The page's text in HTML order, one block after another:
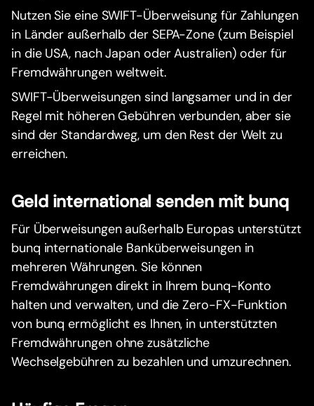
Nutzen Sie eine SWIFT-Überweisung für Zahlungen
in Länder außerhalb der SEPA-Zone (zum Beispiel
in die USA, nach Japan oder Australien) oder für
Fremdwährungen weltweit.
SWIFT-Überweisungen sind langsamer und in der
Regel mit höheren Gebühren verbunden, aber sie
sind der Standardweg, um den Rest der Welt zu
erreichen.
Geld international senden mit bunq
Für Überweisungen außerhalb Europas unterstützt
bunq internationale Banküberweisungen in
mehreren Währungen. Sie können
Fremdwährungen direkt in Ihrem bunq-Konto
halten und verwalten, und die Zero-FX-Funktion
von bunq ermöglicht es Ihnen, in unterstützten
Fremdwährungen ohne zusätzliche
Wechselgebühren zu bezahlen und umzurechnen.